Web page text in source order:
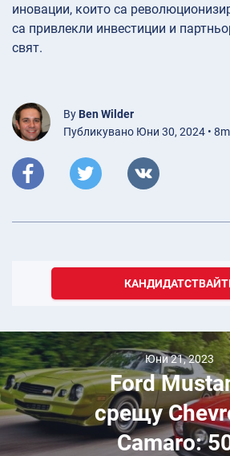
иновации, които са
са привлекли инвестиции и
свят.
By Ben Wilder
Публикувано Юни 30, 2024 • 8m
Юни 21, 2023
Ford
срещу
Camaro: